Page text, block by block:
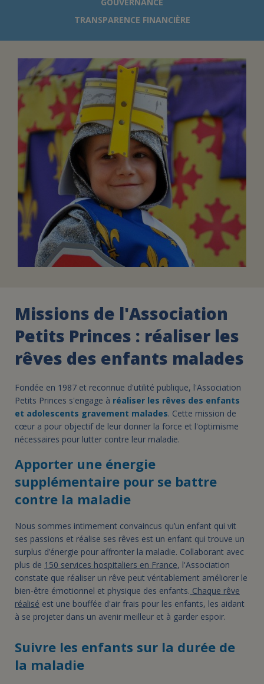
ASSURANCE VIE/LEGS
ESPACE PRESSE
JE DEVIENS
BÉNÉVOLE
DEVENIR
UN PETIT PRINCE
TRANSPARENCE FINANCIÈRE
Missions de l'Association
Petits Princes : réaliser les
rêves des enfants malades
Fondée en 1987 et reconnue d'utilité publique, l'Association
Petits Princes s'engage à réaliser les rêves des enfants
et adolescents gravement malades. Cette mission de
cœur a pour objectif de leur donner la force et l'optimisme
nécessaires pour lutter contre leur maladie.
Apporter une énergie
supplémentaire pour se battre
contre la maladie
Nous sommes intimement convaincus qu’un enfant qui vit
ses passions et réalise ses rêves est un enfant qui trouve un
surplus d’énergie pour affronter la maladie. Collaborant avec
plus de 150 services hospitaliers en France, l'Association
constate que réaliser un rêve peut véritablement améliorer le
bien-être émotionnel et physique des enfants. Chaque rêve
réalisé est une bouffée d'air frais pour les enfants, les aidant
à se projeter dans un avenir meilleur et à garder espoir.
Suivre les enfants sur la durée de
la maladie